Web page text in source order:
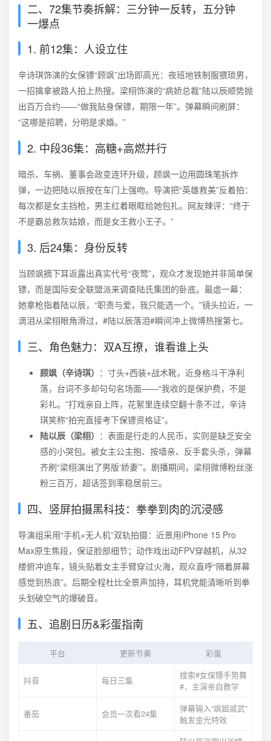
二、72集节奏拆解：三分钟一反转，五分钟
一爆点
1. 前12集：人设立住
辛诗琪饰演的女保镖“顾飒”出场即高光：夜班地铁制服猥琐男，
一招擒拿被路人拍上热搜。梁栩饰演的“病娇总裁”陆以辰顺势抛
出百万合约——“做我贴身保镖，期限一年”。弹幕瞬间刷屏：
“这哪是招聘，分明是求婚。”
2. 中段36集：高糖+高燃并行
暗杀、车祸、董事会政变连环升级，顾飒一边用圆珠笔拆炸
弹，一边把陆以辰按在车门上强吻。导演把“英雄救美”反着拍：
每次都是女主挡枪，男主红着眼眶给她包扎。网友辣评：“终于
不是霸总救灰姑娘，而是女王救小王子。”
3. 后24集：身份反转
当顾飒摘下耳返露出真实代号“夜莺”，观众才发现她并非简单保
镖，而是国际安全联盟派来调查陆氏集团的卧底。最虐一幕：
她拿枪指着陆以辰，“职责与爱，我只能选一个。”镜头拉近，一
滴泪从梁栩眼角滑过，#陆以辰落泪#瞬间冲上微博热搜第七。
三、角色魅力：双A互撩，谁看谁上头
顾飒（辛诗琪） ：寸头+西装+战术靴，近身格斗干净利
落，台词不多却句句名场面——“我收的是保护费，不是
彩礼。”打戏亲自上阵，花絮里连续空翻十条不过，辛诗
琪笑称“拍完直接考下保镖资格证”。
陆以辰（梁栩） ：表面是行走的人民币，实则是缺乏安全
感的小哭包。被女主公主抱、按墙亲、反手套头杀，弹幕
齐刷“梁栩演出了男版‘娇妻’”。剧播期间，梁栩微博粉丝涨
粉三百万，超话签到率稳居前三。
四、竖屏拍摄黑科技：拳拳到肉的沉浸感
导演组采用“手机+无人机”双轨拍摄：近景用iPhone 15 Pro
Max原生焦段，保证脸部细节；动作戏出动FPV穿越机，从32
楼俯冲追车，镜头贴着女主手臂穿过火海，观众直呼“隔着屏幕
感觉到热浪”。后期全程杜比全景声加持，耳机党能清晰听到拳
头划破空气的爆破音。
五、追剧日历&彩蛋指南
平台 更新节奏 彩蛋
抖音 每日三集
搜索#女保镖手势舞
#，主演亲自教学
番茄 会员一次看24集
弹幕输入“飒姐威武”
触发金光特效